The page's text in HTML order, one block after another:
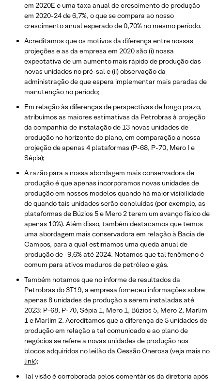
em 2020E e uma taxa anual de crescimento de produção
em 2020-24 de 6,7%, o que se compara ao nosso
crescimento anual esperado de 0,70% no mesmo período.
Acreditamos que os motivos da diferença entre nossas
projeções e as da empresa em 2020 são (i) nossa
expectativa de um aumento mais rápido de produção das
novas unidades no pré-sal e (ii) observação da
administração de que espera implementar mais paradas de
manutenção no período;
Em relação às diferenças de perspectivas de longo prazo,
atribuímos as maiores estimativas da Petrobras à projeção
da companhia de instalação de 13 novas unidades de
produção no horizonte do plano, em comparação a nossa
projeção de apenas 4 plataformas (P-68, P-70, Mero I e
Sépia);
A razão para a nossa abordagem mais conservadora de
produção é que apenas incorporamos novas unidades de
produção em nossos modelos quando há maior visibilidade
de quando tais unidades serão concluídas (por exemplo, as
plataformas de Búzios 5 e Mero 2 terem um avanço físico de
apenas 10%). Além disso, também destacamos que temos
uma abordagem mais conservadora em relação à Bacia de
Campos, para a qual estimamos uma queda anual de
produção de -9,6% até 2024. Notamos que tal fenômeno é
comum para ativos maduros de petróleo e gás.
Também notamos que no informe de resultados da
Petrobras do 3T19, a empresa forneceu informações sobre
apenas 8 unidades de produção a serem instaladas até
2023: P-68, P-70, Sépia 1, Mero 1, Búzios 5, Mero 2, Marlim
1 e Marlim 2. Acreditamos que a diferença de 5 unidades de
produção em relação a tal comunicado e ao plano de
negócios se refere a novas unidades de produção nos
blocos adquiridos no leilão da Cessão Onerosa (veja mais no
link);
Tal visão é corroborada pelos comentários da diretoria após